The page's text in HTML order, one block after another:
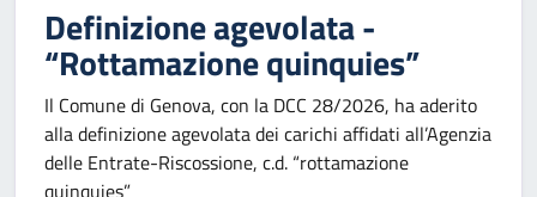
Definizione agevolata -
“Rottamazione quinquies”
Il Comune di Genova, con la DCC 28/2026, ha aderito
alla definizione agevolata dei carichi affidati all’Agenzia
delle Entrate-Riscossione, c.d. “rottamazione